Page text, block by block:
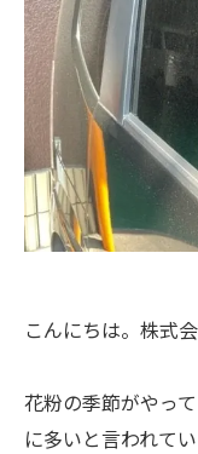
こんにちは。株式
花粉の季節がやっ
に多いと言われてい